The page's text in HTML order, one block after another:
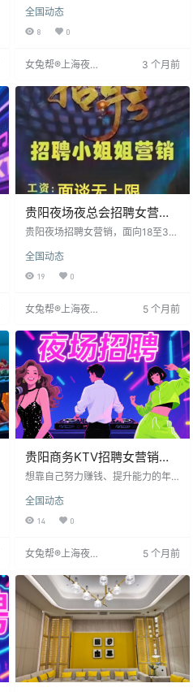
聚集的贵阳夜场，被灌酒等情况已
不存在。因此，夜场工作吸引了许
入，减轻经济压力。随着夜生活流
加，招聘面向全国，年龄要求18至2
6岁，注重模特的情商、身高、形象
和气质，以提升
全国动态
8 0
女兔帮®上海夜场
3 个月前
贵阳夜场夜总会招聘女营
销，开启职业新篇
贵阳夜场招聘女营销，面向18至30
容简单，主要为包厢客户推广酒
水、活跃气氛及基础服务，客户层
次高，管理直接，易上手。待遇优
（1600-2800元），提供班车。工
脉，体验当地美食与景点。鼓励年
轻人勇敢尝试。
全国动态
19 0
女兔帮®上海夜场
5 个月前
贵阳商务KTV招聘女营销，
福利优厚机会多
想靠自己努力赚钱、提升能力的年
机会。公司氛围好，同事互助如家
人。加入不仅能稳定拿高薪，还能
锻炼沟通能力、拓展视野，或找到
生加入，在贵阳开启新职业旅程。
全国动态
14 0
女兔帮®上海夜场
5 个月前